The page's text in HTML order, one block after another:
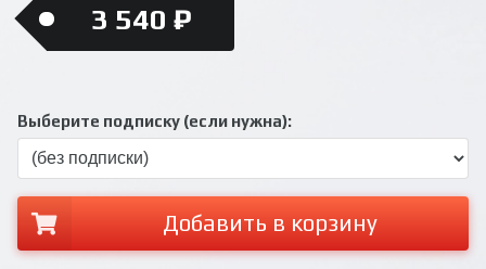
3 540 ₽
Выберите подписку (если нужна):
Добавить в корзину